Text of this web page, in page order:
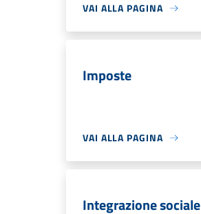
VAI ALLA PAGINA
Imposte
VAI ALLA PAGINA
Integrazione sociale